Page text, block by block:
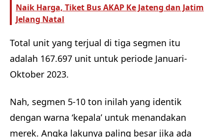
Naik Harga, Tiket Bus AKAP Ke Jateng dan Jatim
Jelang Natal
Total unit yang terjual di tiga segmen itu
adalah 167.697 unit untuk periode Januari-
Oktober 2023.
Nah, segmen 5-10 ton inilah yang identik
dengan warna ‘kepala’ untuk menandakan
merek. Angka lakunya paling besar jika ada